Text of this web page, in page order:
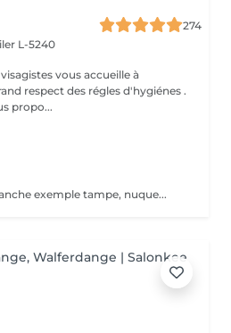
274
L-5240
vous accueille à
respect des régles d'hygiénes .
propo...
exemple tampe, nuque...